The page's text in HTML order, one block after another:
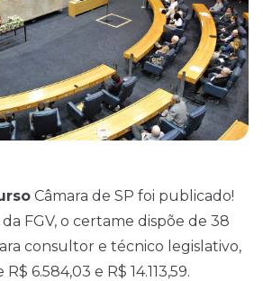
Câmara de SP foi publicado!
FGV, o certame dispõe de 38
consultor e técnico legislativo,
6.584,03 e R$ 14.113,59.